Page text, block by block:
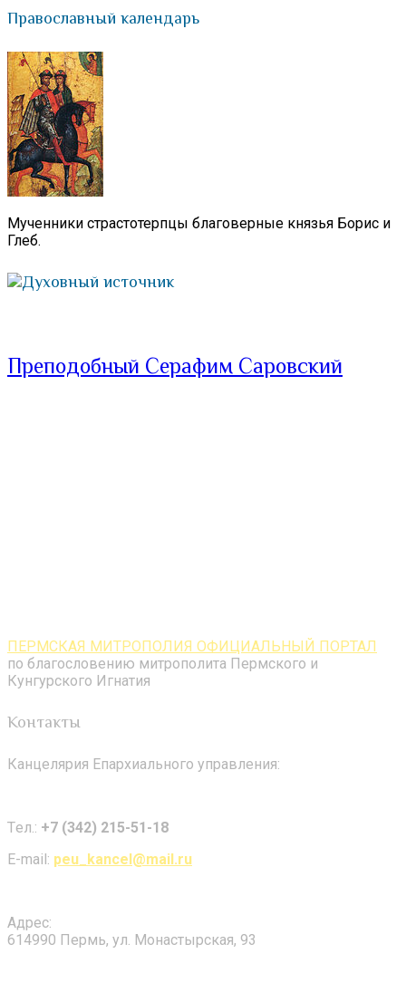
Православный календарь
Мученники страстотерпцы благоверные князья Борис и
Глеб.
Духовный источник
Преподобный Серафим Саровский
ПЕРМСКАЯ МИТРОПОЛИЯ ОФИЦИАЛЬНЫЙ ПОРТАЛ
по благословению митрополита Пермского и
Кунгурского Игнатия
Контакты
Канцелярия Епархиального управления:
Tел.: +7 (342) 215-51-18
E-mail: peu_kancel@mail.ru
Адрес:
614990 Пермь, ул. Монастырская, 93